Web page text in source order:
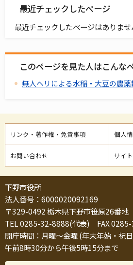
最近チェックしたページ
最近チェックしたページはありませ
このページを見た人はこんな
無人ヘリによる水稲・大豆の農
リンク・著作権・免責事項 個人
お問い合わせ サイ
下野市役所
法人番号：6000020092169
〒329-0492 栃木県下野市笹原26番地
TEL 0285-32-8888(代表) FAX
開庁時間：月曜～金曜 (年末年始・祝
午前8時30分から午後5時15分まで